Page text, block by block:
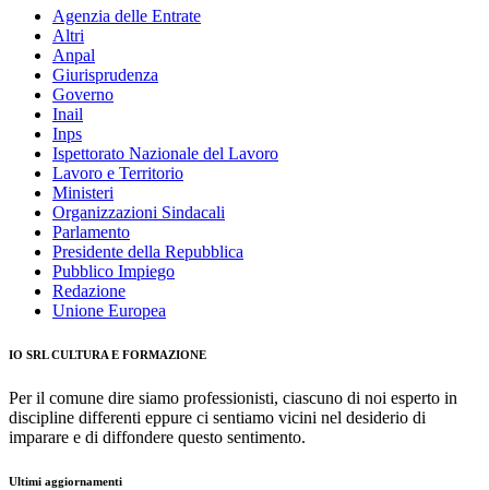
Agenzia delle Entrate
Altri
Anpal
Giurisprudenza
Governo
Inail
Inps
Ispettorato Nazionale del Lavoro
Lavoro e Territorio
Ministeri
Organizzazioni Sindacali
Parlamento
Presidente della Repubblica
Pubblico Impiego
Redazione
Unione Europea
IO SRL CULTURA E FORMAZIONE
Per il comune dire siamo professionisti, ciascuno di noi esperto in
discipline differenti eppure ci sentiamo vicini nel desiderio di
imparare e di diffondere questo sentimento.
Ultimi aggiornamenti